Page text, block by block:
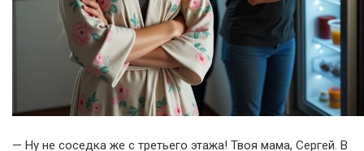
— Ну не соседка же с третьего этажа! Твоя мама, Сергей. В